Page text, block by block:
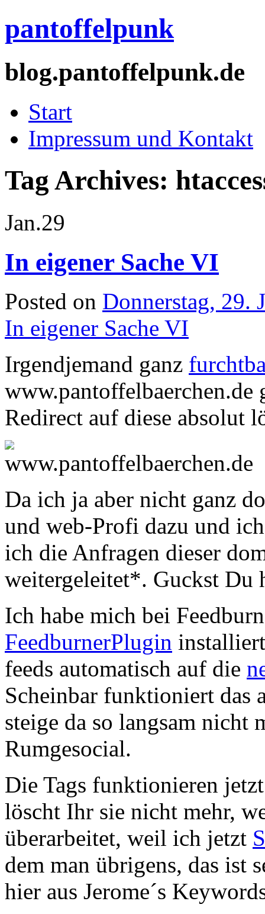
pantoffelpunk
blog.pantoffelpunk.de
Start
Impressum und Kontakt
Tag Archives:
Jan.29
In eigener Sache VI
Posted on Donnerstag, 29.
In eigener Sache VI
Irgendjemand ganz
www.pantoffelbaerchen.de
Redirect auf diese absolut
Da ich ja aber nicht ganz
und web-Profi dazu und
ich die Anfragen dieser
weitergeleitet*. Guckst Du
Ich habe mich bei
FeedburnerPlugin
feeds automatisch auf die
Scheinbar funktioniert das
steige da so langsam nicht
Rumgesocial.
Die Tags funktionieren
löscht Ihr sie nicht mehr,
überarbeitet, weil ich jetzt
dem man übrigens, das ist
hier aus Jerome´s